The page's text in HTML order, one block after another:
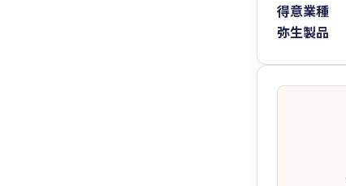
得意業種
弥生製品